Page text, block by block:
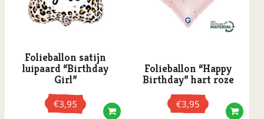
Folieballon satijn
luipaard “Birthday
Girl”
€3,95
Folieballon “Happy
Birthday” hart roze
€3,95